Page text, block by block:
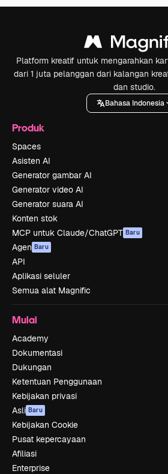
Platform kreatif untuk mengarahkan
dari 1 juta pelanggan dari kalangan
dan studio.
Bahasa Indonesia
Produk
Spaces
Asisten AI
Generator gambar AI
Generator video AI
Generator suara AI
Konten stok
MCP untuk Claude/ChatGPT Baru
Agen Baru
API
Aplikasi seluler
Semua alat Magnific
Mulai
Academy
Dokumentasi
Dukungan
Ketentuan Penggunaan
Kebijakan privasi
Asli Baru
Kebijakan Cookie
Pusat kepercayaan
Afiliasi
Enterprise